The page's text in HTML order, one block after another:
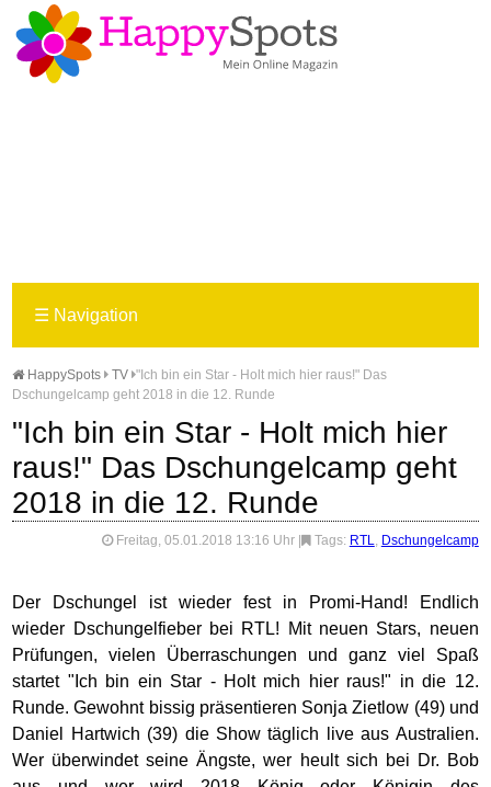
☰ Navigation
HappySpots TV "Ich bin ein Star - Holt mich hier raus!" Das
Dschungelcamp geht 2018 in die 12. Runde
"Ich bin ein Star - Holt mich hier
raus!" Das Dschungelcamp geht
2018 in die 12. Runde
Freitag, 05.01.2018 13:16 Uhr Tags: RTL, Dschungelcamp
Der Dschungel ist wieder fest in Promi-Hand! Endlich
wieder Dschungelfieber bei RTL! Mit neuen Stars, neuen
Prüfungen, vielen Überraschungen und ganz viel Spaß
startet "Ich bin ein Star - Holt mich hier raus!" in die 12.
Runde. Gewohnt bissig präsentieren Sonja Zietlow (49) und
Daniel Hartwich (39) die Show täglich live aus Australien.
Wer überwindet seine Ängste, wer heult sich bei Dr. Bob